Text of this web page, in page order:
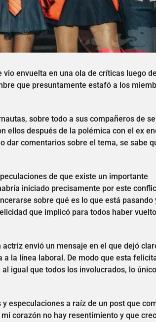
envuelta en una ola de críticas luego
que presuntamente estafó a los
sobre todo a sus compañeros de
ellos después de la polémica con el ex
dar comentarios sobre el tema, se sabe
de que existe un importante
iniciado precisamente por este
sobre qué es lo que está pasando
que implicó para todos haber
envió un mensaje en el que dejó
la línea laboral. De modo que esta
igual que todos los involucrados, lo
especulaciones a raíz de un post que
corazón no hay resentimiento y que